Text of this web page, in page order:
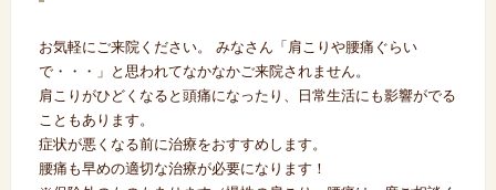
お気軽にご来院ください。 みなさん「肩こりや腰痛ぐらい
で・・・」と思われてなかなかご来院されません。
肩こりがひどくなると頭痛になったり、日常生活にも影響がでる
こともあります。
症状が悪くなる前に治療をおすすめします。
腰痛も早めの適切な治療が必要になります！